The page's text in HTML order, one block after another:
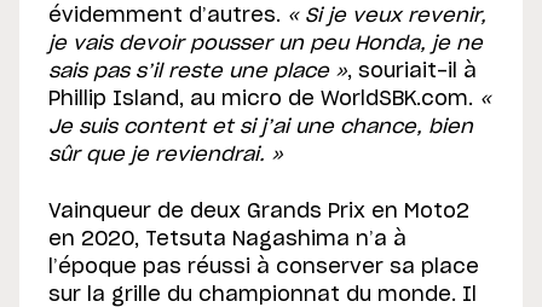
évidemment d’autres. « Si je veux revenir,
je vais devoir pousser un peu Honda, je ne
sais pas s’il reste une place », souriait-il à
Phillip Island, au micro de WorldSBK.com. «
Je suis content et si j’ai une chance, bien
sûr que je reviendrai. »
Vainqueur de deux Grands Prix en Moto2
en 2020, Tetsuta Nagashima n’a à
l’époque pas réussi à conserver sa place
sur la grille du championnat du monde. Il